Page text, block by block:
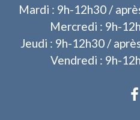
Mardi : 9h-12h30 /
Mercredi : 9h-
Jeudi : 9h-12h30 /
Vendredi : 9h-